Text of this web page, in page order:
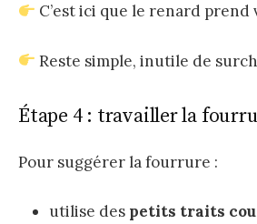
C’est ici que le renard prend
Reste simple, inutile de
Étape 4 : travailler la
Pour suggérer la fourrure :
utilise des petits traits